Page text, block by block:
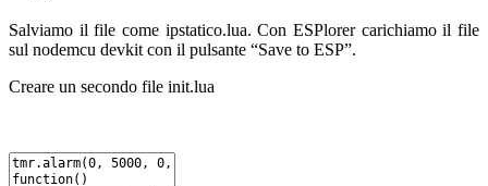
Salviamo il file come ipstatico.lua. Con ESPlorer carichiamo il file
sul nodemcu devkit con il pulsante “Save to ESP”.
Creare un secondo file init.lua